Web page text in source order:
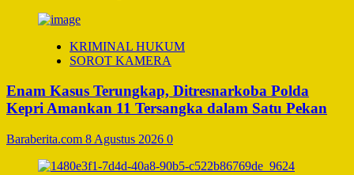
KRIMINAL HUKUM
SOROT KAMERA
Enam Kasus Terungkap, Ditresnarkoba Polda
Kepri Amankan 11 Tersangka dalam Satu Pekan
Baraberita.com 8 Agustus 2026 0